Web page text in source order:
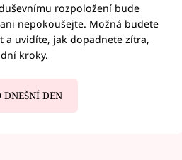
rozpoložení bude
nepokoušejte. Možná budete
a uvidíte, jak dopadnete zítra,
kroky.
DNEŠNÍ DEN